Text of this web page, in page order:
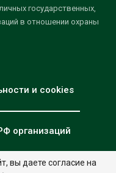
государственных,
в отношении охраны
и cookies
организаций
вы даете согласие на